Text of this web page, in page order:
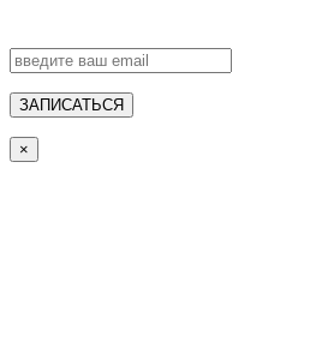
ЗАПИСАТЬСЯ
×